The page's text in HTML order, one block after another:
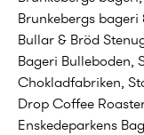
Brunkebergs
Bullar & Bröd
Bageri Bulleboden,
Chokladfabriken,
Drop Coffee
Enskedeparkens